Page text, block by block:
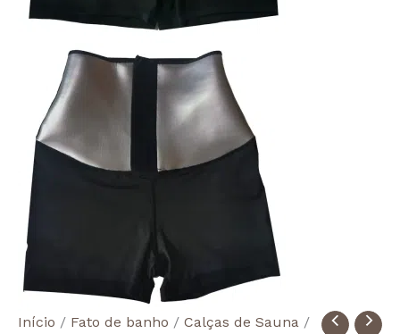
Início / Fato de banho / Calças de Sauna /
Quantidade